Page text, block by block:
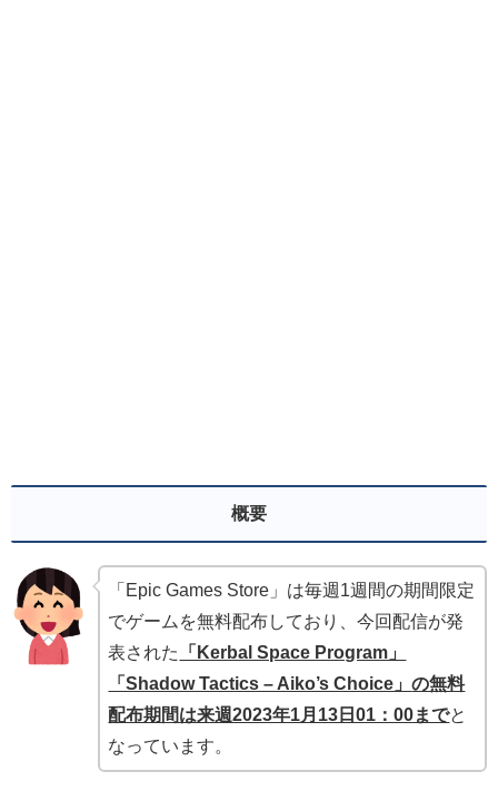
概要
「Epic Games Store」は毎週1週間の期間限定
でゲームを無料配布しており、今回配信が発
表された
「Kerbal Space Program」
「Shadow Tactics – Aiko’s Choice」の無料
配布期間は来週2023年1月13日01：00までと
なっています。